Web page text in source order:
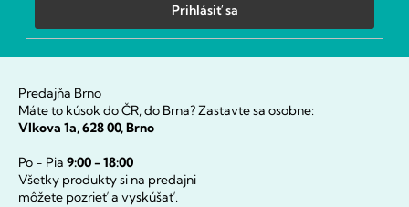
Prihlásiť sa
Predajňa Brno
Máte to kúsok do ČR, do Brna? Zastavte sa osobne:
Vlkova 1a, 628 00, Brno
Po - Pia 9:00 - 18:00
Všetky produkty si na predajni
môžete pozrieť a vyskúšať.